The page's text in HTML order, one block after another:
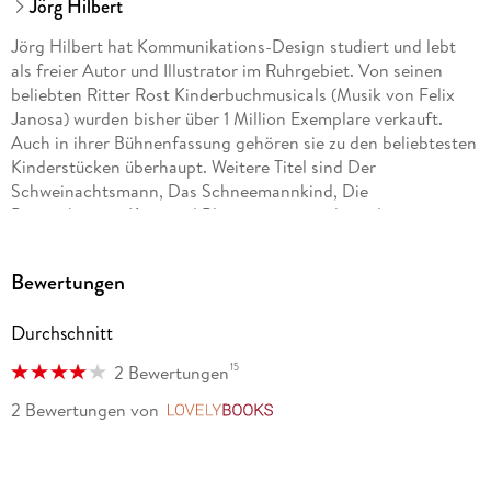
Jörg Hilbert
Jörg Hilbert hat Kommunikations-Design studiert und lebt
als freier Autor und Illustrator im Ruhrgebiet. Von seinen
beliebten Ritter Rost Kinderbuchmusicals (Musik von Felix
Janosa) wurden bisher über 1 Million Exemplare verkauft.
Auch in ihrer Bühnenfassung gehören sie zu den beliebtesten
Kinderstücken überhaupt. Weitere Titel sind Der
Schweinachtsmann, Das Schneemannkind, Die
Pappenheimer, Karo und Blaumann sowie die weltweit
Ringelnatz verwandt.
Felix Janosa komponiert bereits seit seinem zwölften
Musiklehrer in die Schule, sondern wurde Kabarettist, Jazz-
Pianist, Produzent und Buchautor. Neben seinen zahlreichen
Bewertungen
Durchschnitt
2 Bewertungen15
2 Bewertungen von